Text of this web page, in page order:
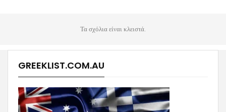
Τα σχόλια είναι κλειστά.
GREEKLIST.COM.AU